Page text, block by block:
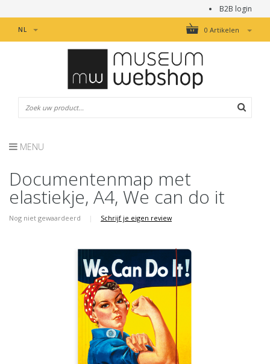
B2B login
0 Artikelen
NL
MENU
Documentenmap met
elastiekje, A4, We can do it
Nog niet gewaardeerd | Schrijf je eigen review